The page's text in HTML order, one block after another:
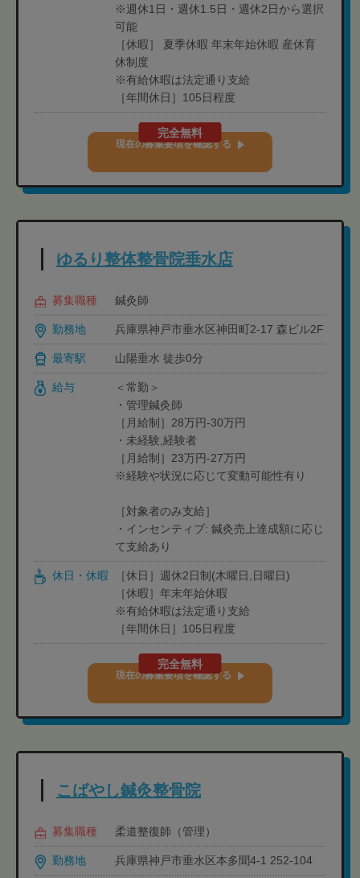
※週休1日・週休1.5日・週休2日から選択
可能
［休暇］ 夏季休暇 年末年始休暇 産休育
休制度
※有給休暇は法定通り支給
［年間休日］105日程度
完全無料
現在の募集要項を確認する
ゆるり整体整骨院垂水店
募集職種 鍼灸師
勤務地 兵庫県神戸市垂水区神田町2-17 森ビル2F
最寄駅 山陽垂水 徒歩0分
給与
＜常勤＞
・管理鍼灸師
［月給制］28万円-30万円
・未経験,経験者
［月給制］23万円-27万円
※経験や状況に応じて変動可能性有り
［対象者のみ支給］
・インセンティブ: 鍼灸売上達成額に応じ
て支給あり
休日・休暇
［休日］週休2日制(木曜日,日曜日)
［休暇］年末年始休暇
※有給休暇は法定通り支給
［年間休日］105日程度
完全無料
現在の募集要項を確認する
こばやし鍼灸整骨院
募集職種 柔道整復師（管理）
勤務地 兵庫県神戸市垂水区本多聞4-1 252-104